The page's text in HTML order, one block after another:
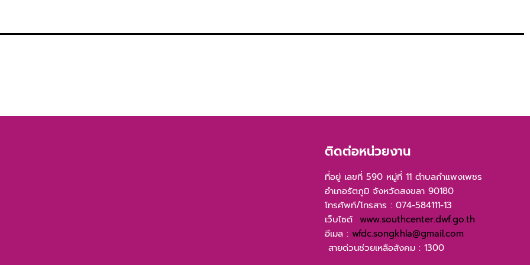
ติดต่อหน่วยงาน
ที่อยู่ เลขที่ 590 หมู่ที่ 11 ตำบลกำแพงเพชร
อำเภอรัตภูมิ จังหวัดสงขลา 90180
โทรศัพท์/โทรสาร : 074-584111-13
เว็บไซต์ www.southcenter.dwf.go.th
อีเมล : wfdc.songkhla@gmail.com
สายด่วนช่วยเหลือสังคม : 1300